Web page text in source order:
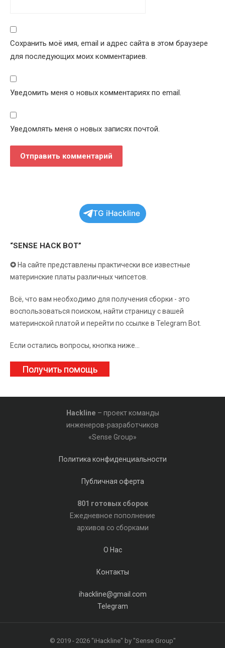
Сохранить моё имя, email и адрес сайта в этом браузере
для последующих моих комментариев.
Уведомить меня о новых комментариях по email.
Уведомлять меня о новых записях почтой.
TG iHackline
“SENSE HACK BOT”
✪ На сайте представлены практически все известные
материнские платы различных чипсетов.
Всё, что вам необходимо для получения сборки - это
воспользоваться поиском, найти страницу с вашей
материнской платой и перейти по ссылке в Telegram Bot.
Если остались вопросы, кнопка ниже...
Получить помощь
Hackline – проект команды
инженеров-разработчиков
«Sense Group»
Политика конфиденциальности
Публичная оферта
801 готовых сборок
Ежедневное пополнение
архивов со сборками
О Нас
Контакты
ihackline@gmail.com
Telegram
© 2019 - 2026 "iHackline" by "Sense Group"